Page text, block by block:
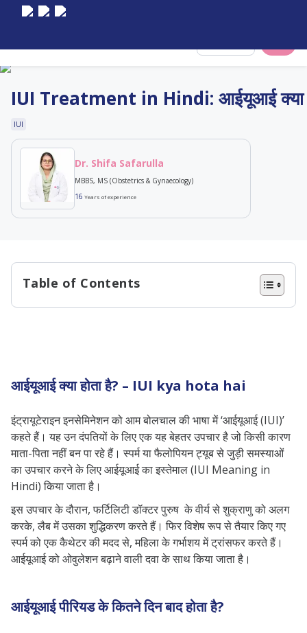
IUI Treatment in Hindi: आईयूआई क्या
IUI
Dr. Shifa Safarulla
MBBS, MS (Obstetrics & Gynaecology)
16 Years of experience
Table of Contents
Process in Hindi
आईयूआई इंजेक्शन और ट्रिगर शॉट
आईयूआई के बाद गर्भावस्था की जाँच
आईयूआई के फायदे
किसे आईयूआई की ज़रूरत होती है?
आईयूआई से पहले कौन से जांच किए जाते हैं?
आईयूआई करने के बाद क्या सावधानी बरतनी
चाहिए?
अक्सर पूछे जाने वाले प्रश्न
आईयूआई क्या होता है? – IUI kya hota hai
इंट्रायूटेराइन इनसेमिनेशन को आम बोलचाल की भाषा में ‘आईयूआई (IUI)’
कहते हैं। यह उन दंपतियों के लिए एक यह बेहतर उपचार है जो किसी कारण
माता-पिता नहीं बन पा रहे हैं। स्पर्म या फैलोपियन ट्यूब से जुड़ी समस्याओं
का उपचार करने के लिए आईयूआई का इस्तेमाल (IUI Meaning in
Hindi) किया जाता है।
इस उपचार के दौरान, फर्टिलिटी डॉक्टर पुरुष के वीर्य से शुक्राणु को अलग
करके, लैब में उसका शुद्धिकरण करते हैं। फिर विशेष रूप से तैयार किए गए
स्पर्म को एक कैथेटर की मदद से, महिला के गर्भाशय में ट्रांसफर करते हैं।
आईयूआई को ओवुलेशन बढ़ाने वाली दवा के साथ किया जाता है।
आईयूआई पीरियड के कितने दिन बाद होता है?